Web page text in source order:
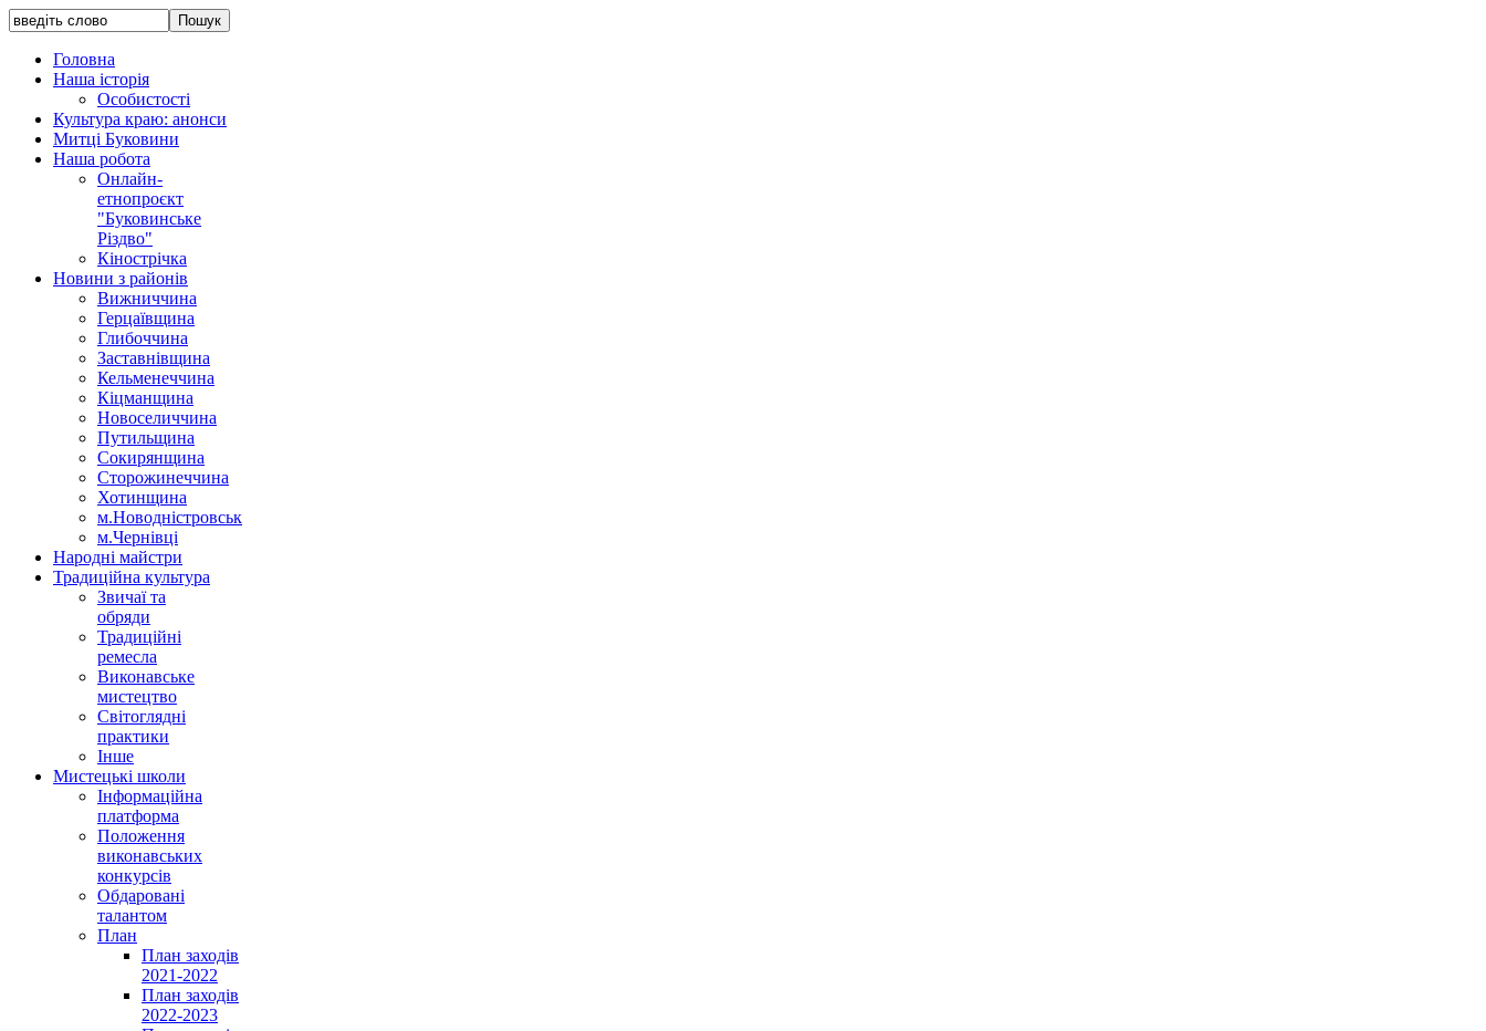
Головна
Наша історія
Особистості
Культура краю: анонси
Митці Буковини
Наша робота
Онлайн-
етнопроєкт
"Буковинське
Різдво"
Кінострічка
Новини з районів
Вижниччина
Герцаївщина
Глибоччина
Заставнівщина
Кельменеччина
Кіцманщина
Новоселиччина
Путильщина
Сокирянщина
Сторожинеччина
Хотинщина
м.Новодністровськ
м.Чернівці
Народні майстри
Традиційна культура
Звичаї та
обряди
Традиційні
ремесла
Виконавське
мистецтво
Світоглядні
практики
Інше
Мистецькі школи
Інформаційна
платформа
Положення
виконавських
конкурсів
Обдаровані
талантом
План
План заходів
2021-2022
План заходів
2022-2023